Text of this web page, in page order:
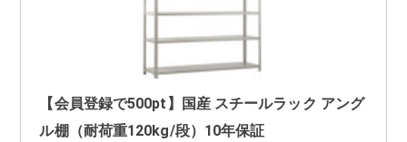
【会員登録で500pt】国産 スチールラック アング
ル棚（耐荷重120kg/段）10年保証